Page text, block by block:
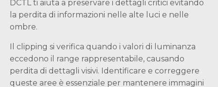
DCTL ti aiuta a preservare i dettagli critici evitando
la perdita di informazioni nelle alte luci e nelle
ombre.
Il clipping si verifica quando i valori di luminanza
eccedono il range rappresentabile, causando
perdita di dettagli visivi. Identificare e correggere
queste aree è essenziale per mantenere immagini